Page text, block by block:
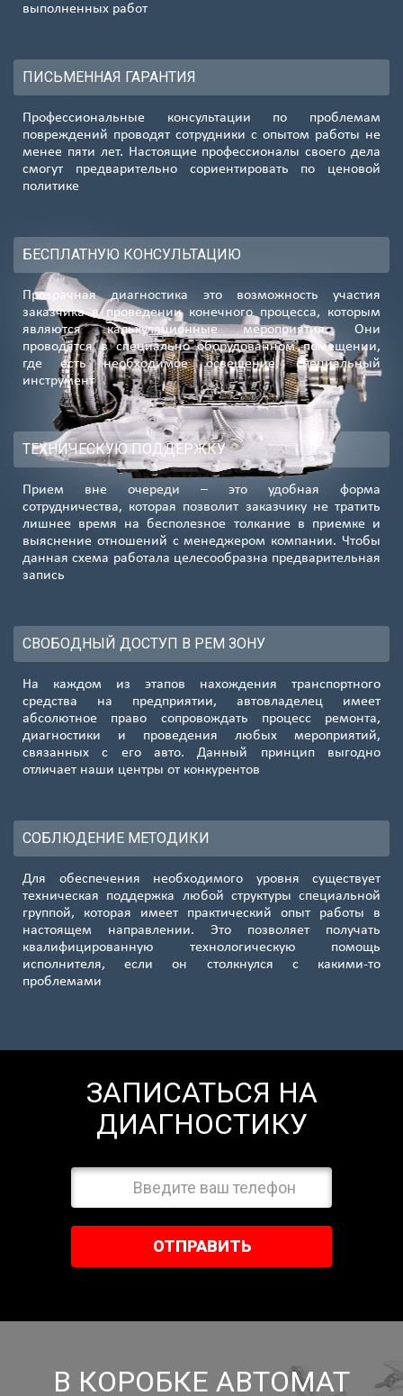
выполненных работ
ПИСЬМЕННАЯ ГАРАНТИЯ
Профессиональные консультации по проблемам
повреждений проводят сотрудники с опытом работы не
менее пяти лет. Настоящие профессионалы своего дела
смогут предварительно сориентировать по ценовой
политике
БЕСПЛАТНУЮ КОНСУЛЬТАЦИЮ
Прозрачная диагностика это возможность участия
заказчика в проведении конечного процесса, которым
являются калькуляционные мероприятия. Они
проводятся в специально оборудованном помещении,
где есть необходимое освещение, специальный
инструмент
ТЕХНИЧЕСКУЮ ПОДДЕРЖКУ
Прием вне очереди – это удобная форма
сотрудничества, которая позволит заказчику не тратить
лишнее время на бесполезное толкание в приемке и
выяснение отношений с менеджером компании. Чтобы
данная схема работала целесообразна предварительная
запись
СВОБОДНЫЙ ДОСТУП В РЕМ ЗОНУ
На каждом из этапов нахождения транспортного
средства на предприятии, автовладелец имеет
абсолютное право сопровождать процесс ремонта,
диагностики и проведения любых мероприятий,
связанных с его авто. Данный принцип выгодно
отличает наши центры от конкурентов
СОБЛЮДЕНИЕ МЕТОДИКИ
Для обеспечения необходимого уровня существует
техническая поддержка любой структуры специальной
группой, которая имеет практический опыт работы в
настоящем направлении. Это позволяет получать
квалифицированную технологическую помощь
исполнителя, если он столкнулся с какими-то
проблемами
ЗАПИСАТЬСЯ НА
ДИАГНОСТИКУ
ОТПРАВИТЬ
В КОРОБКЕ АВТОМАТ